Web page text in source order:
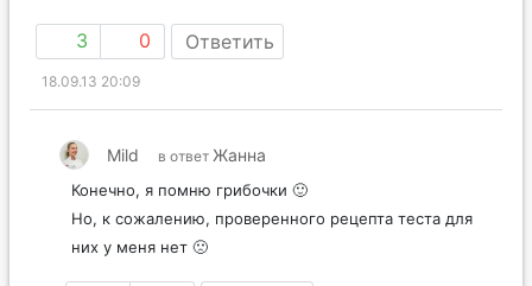
3 0 Ответить
18.09.13 20:09
Жанна
Конечно, я помню грибочки 🙂
Но, к сожалению, проверенного рецепта теста для